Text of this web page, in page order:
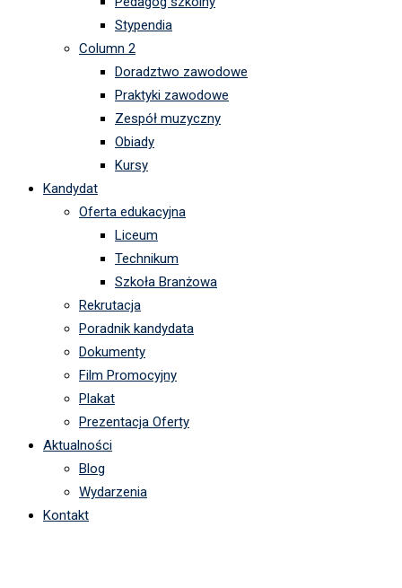
Stypendia
Column 2
Doradztwo zawodowe
Praktyki zawodowe
Zespół muzyczny
Obiady
Kursy
Kandydat
Oferta edukacyjna
Liceum
Technikum
Szkoła Branżowa
Rekrutacja
Poradnik kandydata
Dokumenty
Film Promocyjny
Plakat
Prezentacja Oferty
Aktualności
Blog
Wydarzenia
Kontakt